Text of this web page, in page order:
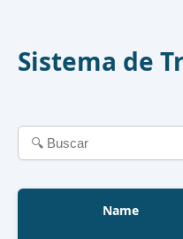
Sistema de
Name